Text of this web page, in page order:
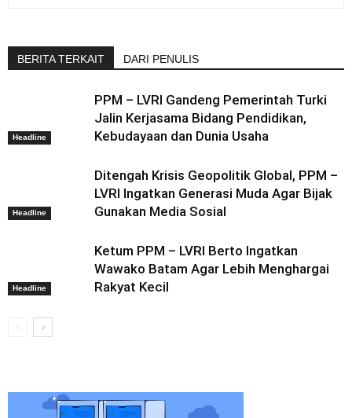
BERITA TERKAIT DARI PENULIS
Headline
PPM – LVRI Gandeng Pemerintah Turki
Jalin Kerjasama Bidang Pendidikan,
Kebudayaan dan Dunia Usaha
Headline
Ditengah Krisis Geopolitik Global, PPM –
LVRI Ingatkan Generasi Muda Agar Bijak
Gunakan Media Sosial
Headline
Ketum PPM – LVRI Berto Ingatkan
Wawako Batam Agar Lebih Menghargai
Rakyat Kecil